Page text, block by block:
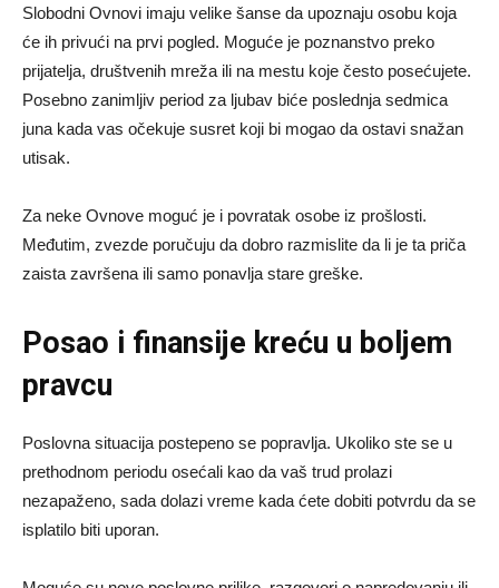
Slobodni Ovnovi imaju velike šanse da upoznaju osobu koja
će ih privući na prvi pogled. Moguće je poznanstvo preko
prijatelja, društvenih mreža ili na mestu koje često posećujete.
Posebno zanimljiv period za ljubav biće poslednja sedmica
juna kada vas očekuje susret koji bi mogao da ostavi snažan
utisak.
Za neke Ovnove moguć je i povratak osobe iz prošlosti.
Međutim, zvezde poručuju da dobro razmislite da li je ta priča
zaista završena ili samo ponavlja stare greške.
Posao i finansije kreću u boljem
pravcu
Poslovna situacija postepeno se popravlja. Ukoliko ste se u
prethodnom periodu osećali kao da vaš trud prolazi
nezapaženo, sada dolazi vreme kada ćete dobiti potvrdu da se
isplatilo biti uporan.